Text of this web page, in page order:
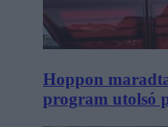
Hoppon
program utolsó